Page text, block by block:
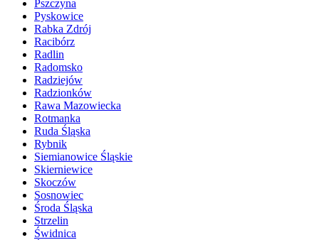
Pszczyna
Pyskowice
Rabka Zdrój
Racibórz
Radlin
Radomsko
Radziejów
Radzionków
Rawa Mazowiecka
Rotmanka
Ruda Śląska
Rybnik
Siemianowice Śląskie
Skierniewice
Skoczów
Sosnowiec
Środa Śląska
Strzelin
Świdnica